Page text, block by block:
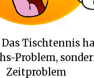
Das Tischtennis
Problem,
Zeitproblem